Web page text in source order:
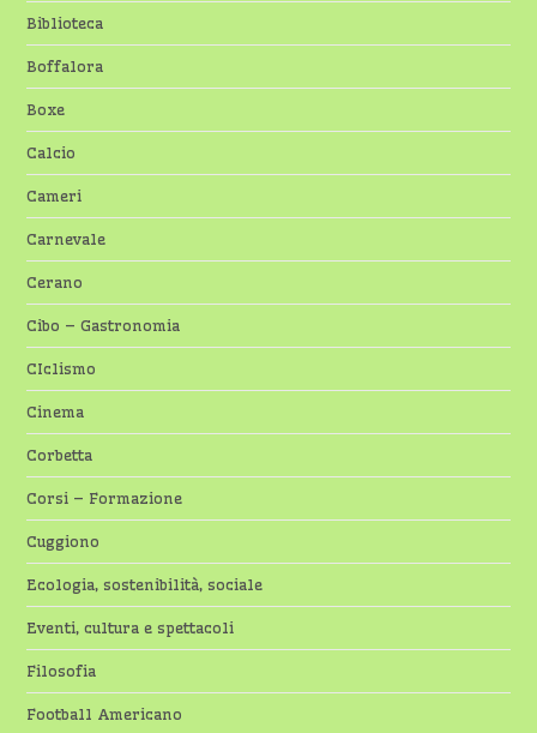
Biblioteca
Boffalora
Boxe
Calcio
Cameri
Carnevale
Cerano
Cibo – Gastronomia
CIclismo
Cinema
Corbetta
Corsi – Formazione
Cuggiono
Ecologia, sostenibilità, sociale
Eventi, cultura e spettacoli
Filosofia
Football Americano